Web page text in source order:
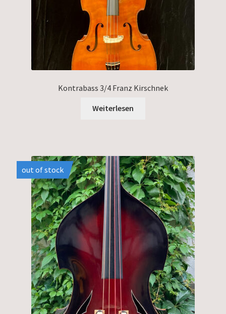
Kontrabass 3/4 Franz Kirschnek
Weiterlesen
out of stock